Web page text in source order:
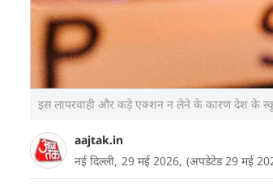
इस लापरवाही और कड़े एक्शन न लेने के कारण देश के
aajtak.in
नई दिल्ली, 29 मई 2026, (अपडेटेड 29 मई